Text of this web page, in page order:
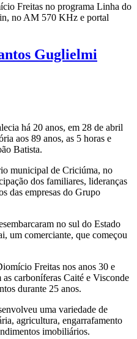
Freitas no programa Linha do
no AM 570 KHz e portal
Guglielmi
há 20 anos, em 28 de abril
aos 89 anos, as 5 horas e
Batista.
municipal de Criciúma, no
dos familiares, lideranças
das empresas do Grupo
no sul do Estado
um comerciante, que começou
Freitas nos anos 30 e
carboníferas Caité e Visconde
durante 25 anos.
uma variedade de
agricultura, engarrafamento
imobiliários.